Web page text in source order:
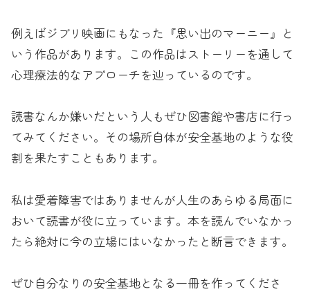
例えばジブリ映画にもなった『思い出のマーニー』と
いう作品があります。この作品はストーリーを通して
心理療法的なアプローチを辿っているのです。
読書なんか嫌いだという人もぜひ図書館や書店に行っ
てみてください。その場所自体が安全基地のような役
割を果たすこともあります。
私は愛着障害ではありませんが人生のあらゆる局面に
おいて読書が役に立っています。本を読んでいなかっ
たら絶対に今の立場にはいなかったと断言できます。
ぜひ自分なりの安全基地となる一冊を作ってくださ